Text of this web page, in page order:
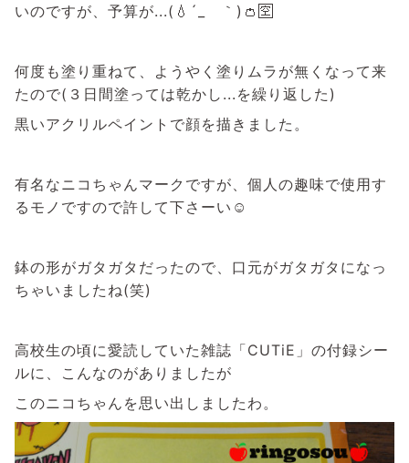
いのですが、予算が...(💧´_ゝ｀)👛🈳
何度も塗り重ねて、ようやく塗りムラが無くなって来
たので(３日間塗っては乾かし...を繰り返した)
黒いアクリルペイントで顔を描きました。
有名なニコちゃんマークですが、個人の趣味で使用す
るモノですので許して下さーい☺
鉢の形がガタガタだったので、口元がガタガタになっ
ちゃいましたね(笑)
高校生の頃に愛読していた雑誌「CUTiE」の付録シー
ルに、こんなのがありましたが
このニコちゃんを思い出しましたわ。